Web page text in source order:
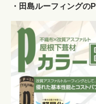
・田島ルーフィングの